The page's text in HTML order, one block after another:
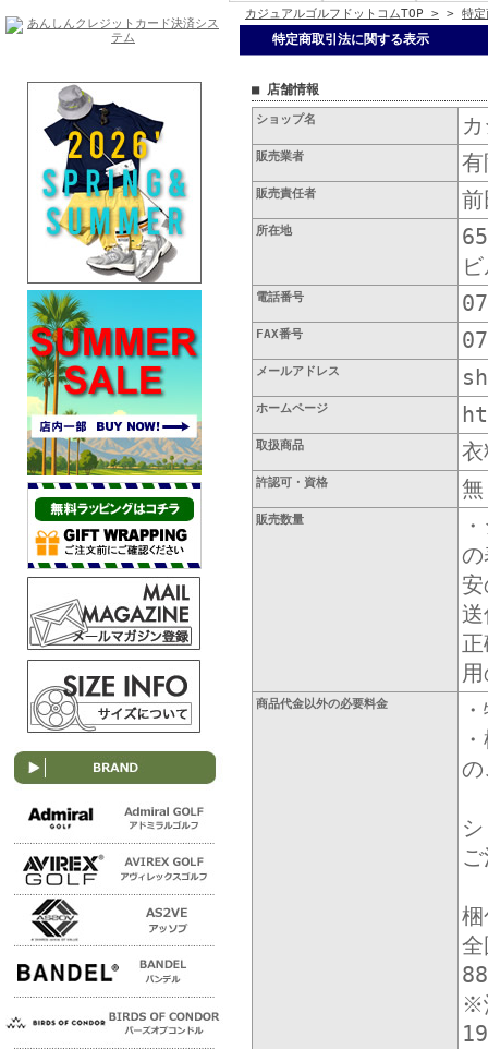
カジュアルゴルフドットコムTOP > > 特
特定商取引法に関する表示
■ 店舗情報
ショップ名
販売業者
販売責任者
所在地
電話番号
FAX番号
メールアドレス
ホームページ
取扱商品
許認可・資格
販売数量
商品代金以外の必要料金
※